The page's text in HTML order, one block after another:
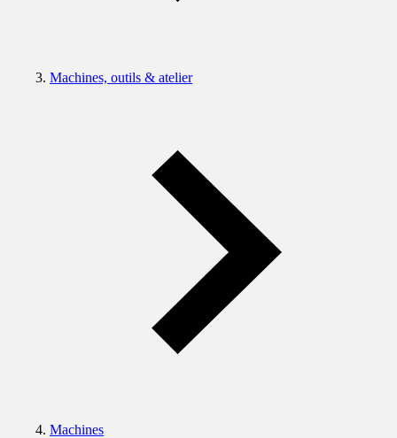
Machines, outils & atelier
Machines